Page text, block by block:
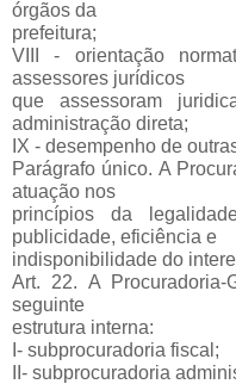
órgãos da
prefeitura;
VIII - orientação
assessores jurídicos
que assessoram
administração direta;
IX - desempenho de
Parágrafo único. A
atuação nos
princípios da
publicidade, eficiência e
indisponibilidade do
Art. 22. A
seguinte
estrutura interna:
I- subprocuradoria fiscal;
II- subprocuradoria